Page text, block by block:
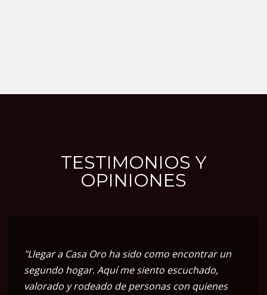
TESTIMONIOS Y
OPINIONES
"Llegar a Casa Oro ha sido como encontrar un
segundo hogar. Aquí me siento escuchado,
valorado y rodeado de personas con quienes